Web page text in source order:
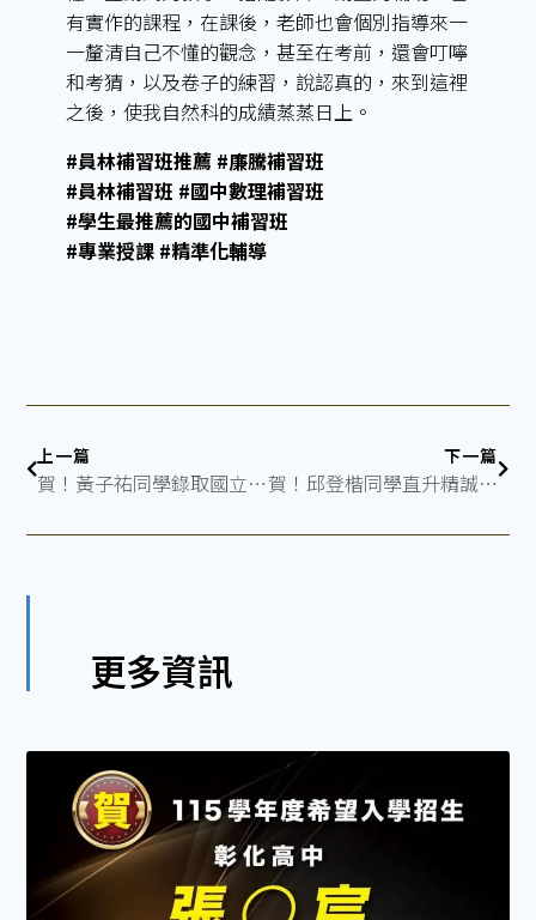
有實作的課程，在課後，老師也會個別指導來一
一釐清自己不懂的觀念，甚至在考前，還會叮嚀
和考猜，以及卷子的練習，說認真的，來到這裡
之後，使我自然科的成績蒸蒸日上。
#員林補習班推薦 #廉騰補習班
#員林補習班 #國中數理補習班
#學生最推薦的國中補習班
#專業授課 #精準化輔導
上一篇
賀！黃子祐同學錄取國立中央大學-資訊管理學系
下一篇
賀！邱登楷同學直升精誠高中
更多資訊